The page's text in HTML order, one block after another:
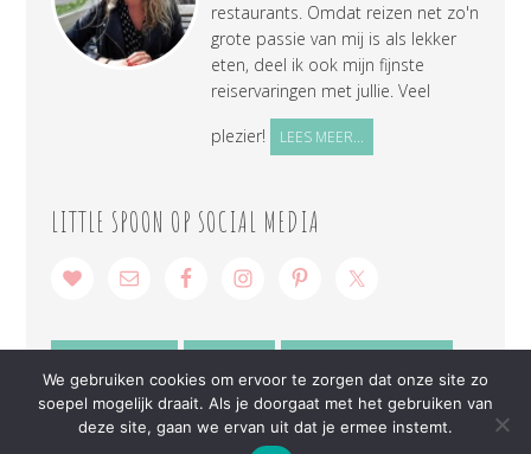
restaurants. Omdat reizen net zo'n
grote passie van mij is als lekker
eten, deel ik ook mijn fijnste
reiservaringen met jullie. Veel
plezier!
LEES MEER...
LITTLE SPOON OP SOCIAL MEDIA
We gebruiken cookies om ervoor te zorgen dat onze site zo
soepel mogelijk draait. Als je doorgaat met het gebruiken van
deze site, gaan we ervan uit dat je ermee instemt.